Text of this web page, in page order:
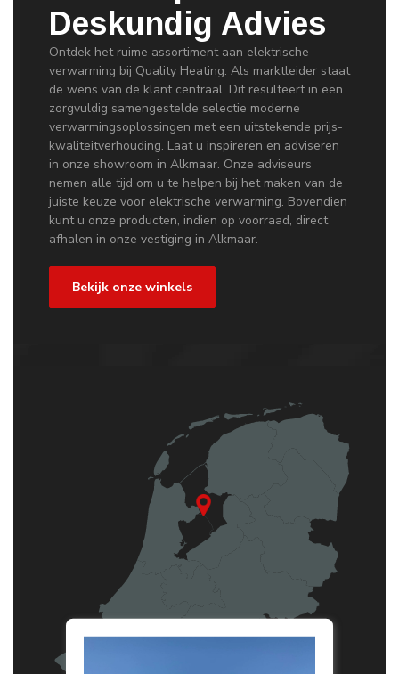
Deskundig Advies
Ontdek het ruime assortiment aan elektrische
verwarming bij Quality Heating. Als marktleider staat
de wens van de klant centraal. Dit resulteert in een
zorgvuldig samengestelde selectie moderne
verwarmingsoplossingen met een uitstekende prijs-
kwaliteitverhouding. Laat u inspireren en adviseren
in onze showroom in Alkmaar. Onze adviseurs
nemen alle tijd om u te helpen bij het maken van de
juiste keuze voor elektrische verwarming. Bovendien
kunt u onze producten, indien op voorraad, direct
afhalen in onze vestiging in Alkmaar.
Bekijk onze winkels